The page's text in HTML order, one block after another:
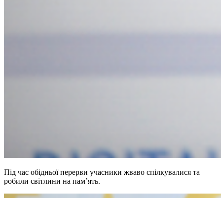
Під час обідньої перерви учасники жваво спілкувалися та
робили світлини на пам’ять.